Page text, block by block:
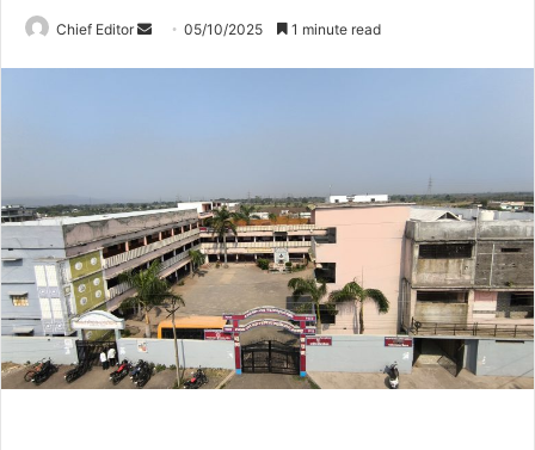
Chief Editor
e
m
a
i
l
05/10/2025 1 minute read